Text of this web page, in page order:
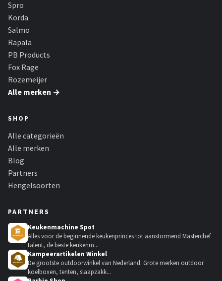
Spro
Korda
Salmo
Rapala
PB Products
Fox Rage
Rozemeijer
Alle merken →
SHOP
Alle categorieën
Alle merken
Blog
Partners
Hengelsoorten
PARTNERS
Keukenmachine Spot
Alles voor de beginnende keukenprinces tot aanstormend Masterchef
talent, de beste keukenm...
Kampeerartikelen Winkel
De grootste outdoorwinkel van Nederland. Grote merken outdoor
koelboxen, tenten, slaapzakk...